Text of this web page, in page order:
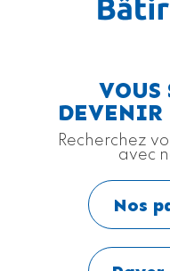
VOUS
DEVENIR
Recherchez
avec
Nos